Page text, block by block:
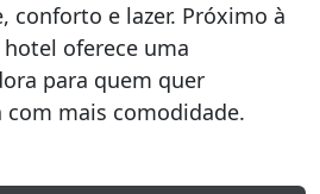
conforto e lazer. Próximo à
hotel oferece uma
para quem quer
mais comodidade.